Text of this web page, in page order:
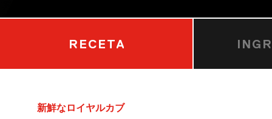
RECETA
新鮮なロイヤルカブ